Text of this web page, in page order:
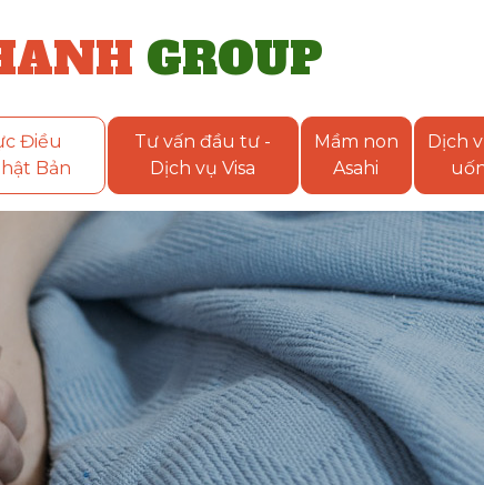
GROUP
Điều
Bản
Tư vấn đầu tư -
Dịch vụ Visa
Mầm non
Asahi
Dịch